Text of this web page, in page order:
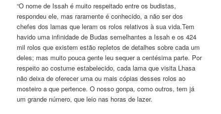
“O nome de Issah é muito respeitado entre os budistas,
respondeu ele, mas raramente é conhecido, a não ser dos
chefes dos lamas que leram os rolos relativos à sua vida.Tem
havido uma infinidade de Budas semelhantes a Issah e os 424
mil rolos que existem estão repletos de detalhes sobre cada um
deles; mas muito pouca gente leu sequer a centésima parte. Por
respeito ao costume estabelecido, cada lama que visita Lhasa
não deixa de oferecer uma ou mais cópias desses rolos ao
mosteiro a que pertence. O nosso gonpa, como outros, tem já
um grande número, que leio nas horas de lazer.